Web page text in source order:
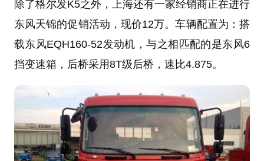
除了格尔发K5之外，上海还有一家经销商正在进行
东风天锦的促销活动，现价12万。车辆配置为：搭
载东风EQH160-52发动机，与之相匹配的是东风6
挡变速箱，后桥采用8T级后桥，速比4.875。